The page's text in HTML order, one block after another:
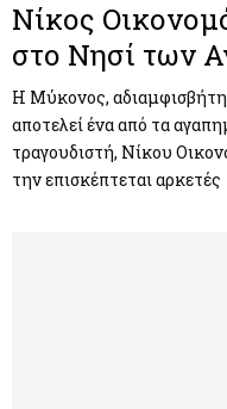
Νίκος
στο Νησί των
Η Μύκονος,
αποτελεί ένα από τα
τραγουδιστή, Νίκου
την επισκέπτεται αρκετές